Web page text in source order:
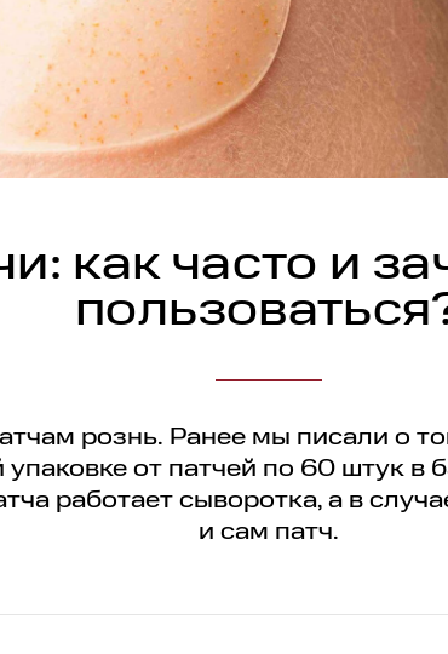
как часто и
рознь. Ранее мы писали о
от патчей по 60 штук в
работает сыворотка, а в
и сам патч.